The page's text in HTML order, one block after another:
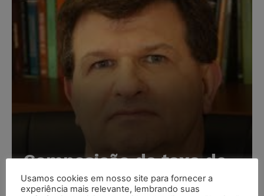
Composição da taxa de
juros
Usamos cookies em nosso site para fornecer a
experiência mais relevante, lembrando suas